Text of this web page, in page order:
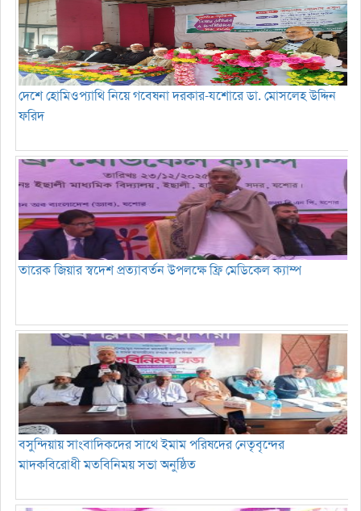
দেশে হোমিওপ্যাথি নিয়ে গবেষনা দরকার-যশোরে ডা. মোসলেহ উদ্দিন
ফরিদ
তারেক জিয়ার স্বদেশ প্রত্যাবর্তন উপলক্ষে ফ্রি মেডিকেল ক্যাম্প
বসুন্দিয়ায় সাংবাদিকদের সাথে ইমাম পরিষদের নেতৃবৃন্দের
মাদকবিরোধী মতবিনিময় সভা অনুষ্ঠিত